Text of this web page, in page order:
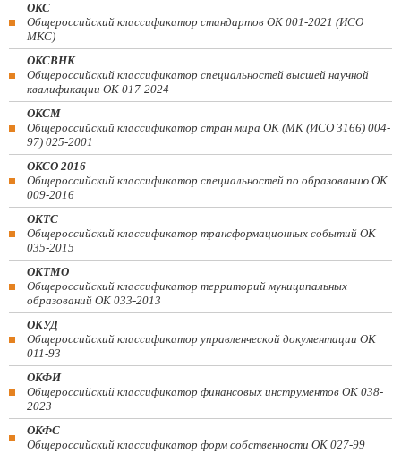
ОКС
Общероссийский классификатор стандартов ОК 001-2021 (ИСО
МКС)
ОКСВНК
Общероссийский классификатор специальностей высшей научной
квалификации ОК 017-2024
ОКСМ
Общероссийский классификатор стран мира ОК (МК (ИСО 3166) 004-
97) 025-2001
ОКСО 2016
Общероссийский классификатор специальностей по образованию ОК
009-2016
ОКТС
Общероссийский классификатор трансформационных событий ОК
035-2015
ОКТМО
Общероссийский классификатор территорий муниципальных
образований ОК 033-2013
ОКУД
Общероссийский классификатор управленческой документации ОК
011-93
ОКФИ
Общероссийский классификатор финансовых инструментов OK 038-
2023
ОКФС
Общероссийский классификатор форм собственности ОК 027-99